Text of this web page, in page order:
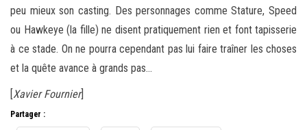
peu mieux son casting. Des personnages comme Stature, Speed
ou Hawkeye (la fille) ne disent pratiquement rien et font tapisserie
à ce stade. On ne pourra cependant pas lui faire traîner les choses
et la quête avance à grands pas…
[Xavier Fournier]
Partager :